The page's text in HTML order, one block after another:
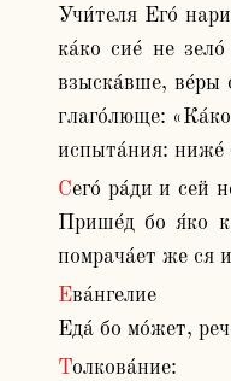
Учи́теля Его́
ка́ко сие́ не
взыска́вше, ве́ры
глаго́люще:
испыта́ния: ниже́
Сего́ ра́ди и сей недоуме́ния ра́ди о́браза взыску́ет. И́бо разуме́, я́ко и к нему́ глаго́лется глаго́лемое: и смуща́ется, и недоумева́ется, и в размышле́нии есть.
Прише́д бо я́ко к
помрача́ет же ся
Ева́нгелие
Еда́ бо мо́жет,
Толкова́ние: